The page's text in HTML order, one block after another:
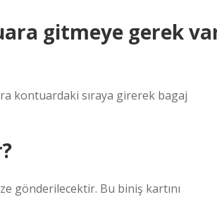
gitmeye gerek
kontuardaki sıraya girerek bagaj
gönderilecektir. Bu biniş kartını